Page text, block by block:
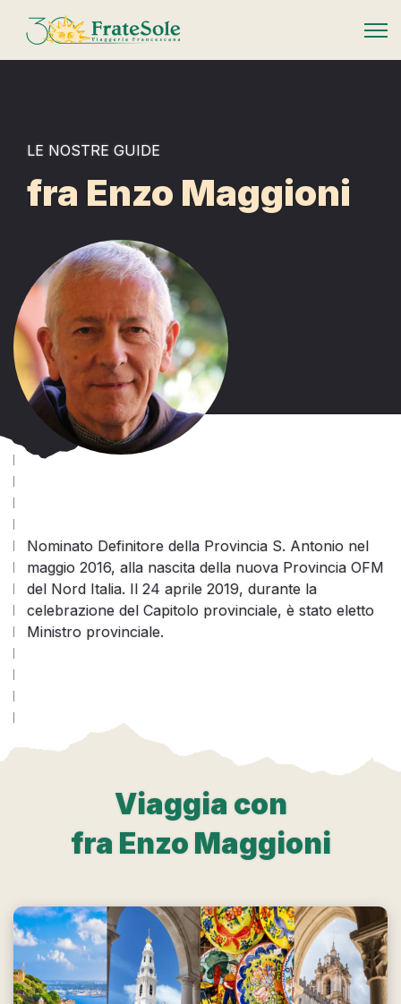
FrateSole Viaggeria Francescana
LE NOSTRE GUIDE
fra Enzo Maggioni
Nominato Definitore della Provincia S. Antonio nel
maggio 2016, alla nascita della nuova Provincia OFM
del Nord Italia. Il 24 aprile 2019, durante la
celebrazione del Capitolo provinciale, è stato eletto
Ministro provinciale.
Viaggia con
fra Enzo Maggioni